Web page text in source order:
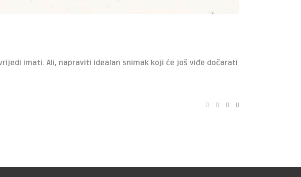
imati. Ali, napraviti idealan snimak koji će još viđe dočarati